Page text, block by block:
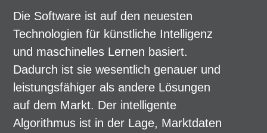
Die Software ist auf den neuesten
Technologien für künstliche Intelligenz
und maschinelles Lernen basiert.
Dadurch ist sie wesentlich genauer und
leistungsfähiger als andere Lösungen
auf dem Markt. Der intelligente
Algorithmus ist in der Lage, Marktdaten